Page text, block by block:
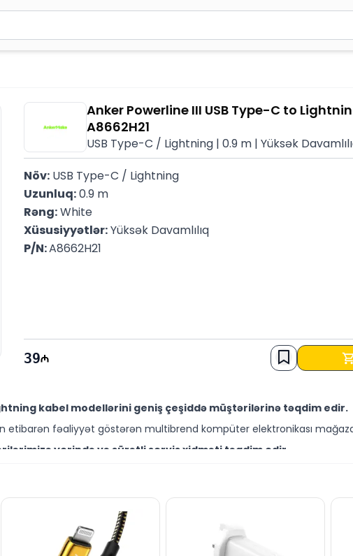
üçün Enter düyməsini basın və ya nəticələr
Anker Powerline III USB Type-C to
A8662H21
USB Type-C / Lightning | 0.9 m | Yüksək
Növ: USB Type-C / Lightning
Uzunluq: 0.9 m
Rəng: White
Xüsusiyyətlər: Yüksək Davamlılıq
P/N: A8662H21
39
kabel modellərini geniş çeşiddə müştərilərinə təqdim edir.
etibarən fəaliyyət göstərən multibrend kompüter elektronikası
yerində və sürətli servis xidməti təqdim edir.
modelini Bakıda sərfəli qiymətə NƏĞD, KÖÇÜRMƏ həmçinin
brend məhsullarla bağlı suallarınızı saytımız vasitəsilə bizə